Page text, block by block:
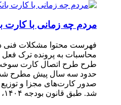
مردم چه زمانی با کارت
فهرست محتوا مشکلات فنی
محاسبات به پرونده ترک فعل
طرح طرح اتصال کارت سوخت
حدود سه سال پیش مطرح
صدور کارت‌های مجزا و توزیع
شد. طبق قانون بودجه ۱۴۰۴، وزارت نفت […]